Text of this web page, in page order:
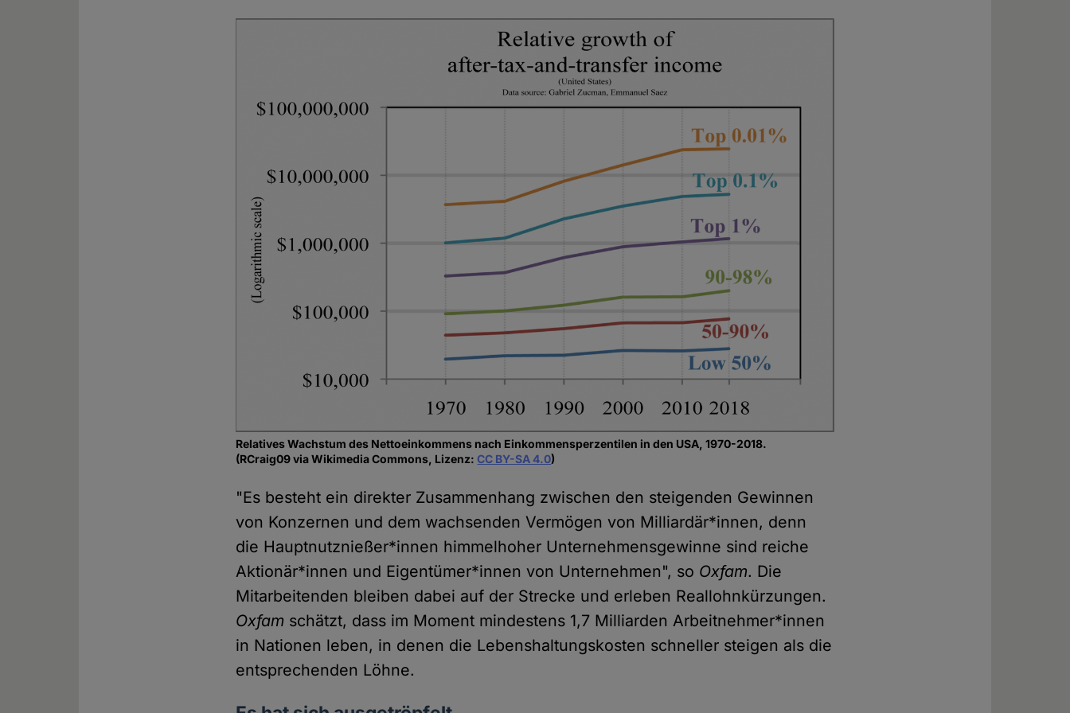
Relatives Wachstum des Nettoeinkommens nach Einkommensperzentilen in den USA, 1970-2018.
(RCraig09 via Wikimedia Commons, Lizenz:CC BY-SA 4.0)
"Es besteht ein direkter Zusammenhang zwischen den steigenden Gewinnen
von Konzernen und dem wachsenden Vermögen von Milliardär*innen, denn
die Hauptnutznießer*innen himmelhoher Unternehmensgewinne sind reiche
Aktionär*innen und Eigentümer*innen von Unternehmen", so Oxfam. Die
Mitarbeitenden bleiben dabei auf der Strecke und erleben Reallohnkürzungen.
Oxfam schätzt, dass im Moment mindestens 1,7 Milliarden Arbeitnehmer*innen
in Nationen leben, in denen die Lebenshaltungskosten schneller steigen als die
entsprechenden Löhne.